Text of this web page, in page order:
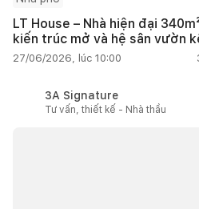
LT House – Nhà hiện đại
kiến trúc mở và hệ sân vườn
27/06/2026, lúc 10:00
3A Signature
Tư vấn, thiết kế - Nhà thầu